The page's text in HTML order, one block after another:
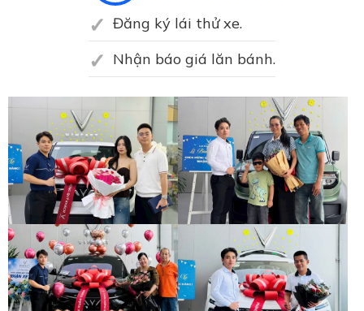
Đăng ký lái thử xe.
Nhận báo giá lăn bánh.